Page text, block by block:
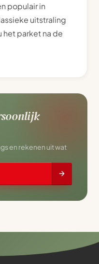
populair in
uitstraling
het parket na de
en rekenen uit wat